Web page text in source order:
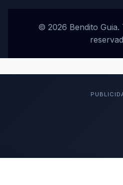
© 2026 Bendito Guia.